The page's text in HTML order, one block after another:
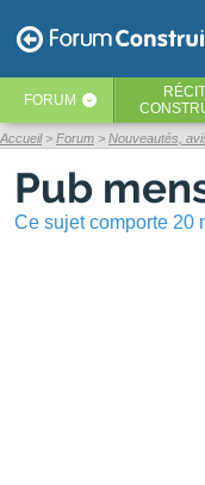
FORUM ‹
Accueil Forum Nouveautés,
Pub
Ce sujet comporte 20